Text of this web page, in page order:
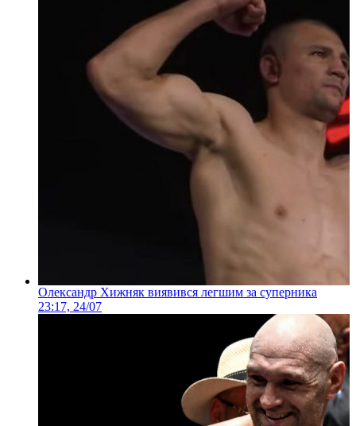
Олександр Хижняк виявився легшим за суперника
23:17, 24/07